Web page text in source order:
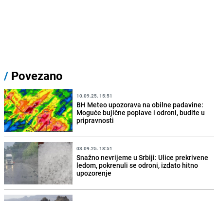
/ Povezano
10.09.25. 15:51
BH Meteo upozorava na obilne padavine:
Moguće bujične poplave i odroni, budite u
pripravnosti
03.09.25. 18:51
Snažno nevrijeme u Srbiji: Ulice prekrivene
ledom, pokrenuli se odroni, izdato hitno
upozorenje